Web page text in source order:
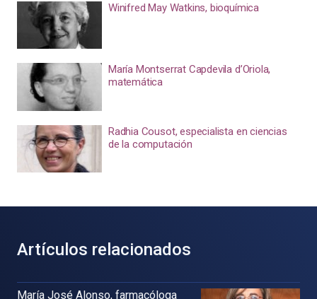
Winifred May Watkins, bioquímica
María Montserrat Capdevila d’Oriola,
matemática
Radhia Cousot, especialista en ciencias
de la computación
Artículos relacionados
María José Alonso, farmacóloga